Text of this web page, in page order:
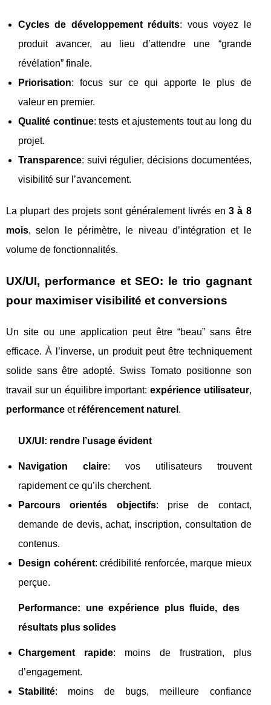
Cycles de développement réduits: vous voyez le
produit avancer, au lieu d’attendre une “grande
révélation” finale.
Priorisation: focus sur ce qui apporte le plus de
valeur en premier.
Qualité continue: tests et ajustements tout au long du
projet.
Transparence: suivi régulier, décisions documentées,
visibilité sur l’avancement.
La plupart des projets sont généralement livrés en 3 à 8
mois, selon le périmètre, le niveau d’intégration et le
volume de fonctionnalités.
UX/UI, performance et SEO: le trio gagnant
pour maximiser visibilité et conversions
Un site ou une application peut être “beau” sans être
efficace. À l’inverse, un produit peut être techniquement
solide sans être adopté. Swiss Tomato positionne son
travail sur un équilibre important: expérience utilisateur,
performance et référencement naturel .
UX/UI: rendre l’usage évident
Navigation claire: vos utilisateurs trouvent
rapidement ce qu’ils cherchent.
Parcours orientés objectifs: prise de contact,
demande de devis, achat, inscription, consultation de
contenus.
Design cohérent: crédibilité renforcée, marque mieux
perçue.
Performance: une expérience plus fluide, des
résultats plus solides
Chargement rapide: moins de frustration, plus
d’engagement.
Stabilité: moins de bugs, meilleure confiance